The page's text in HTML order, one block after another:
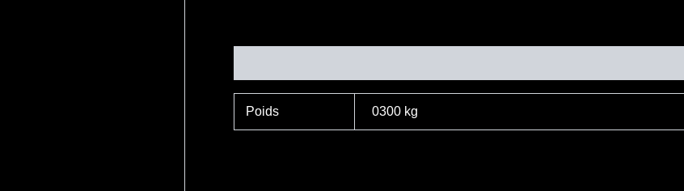
Poids 0300 kg